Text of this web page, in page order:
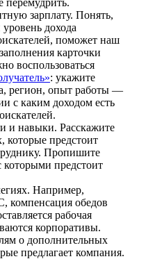
перемудрить.
зарплату. Понять,
дохода
поможет наш
карточки
воспользоваться
: укажите
регион, опыт работы —
с каким доходом есть
и навыки. Расскажите
которые предстоит
Пропишите
которыми предстоит
Например,
компенсация обедов
рабочая
корпоративы.
о дополнительных
предлагает компания.